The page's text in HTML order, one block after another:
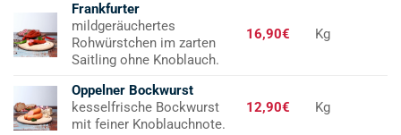
Frankfurter
mildgeräuchertes
Rohwürstchen im zarten
Saitling ohne Knoblauch.
16,90€ Kg
Oppelner Bockwurst
kesselfrische Bockwurst
mit feiner Knoblauchnote.
12,90€ Kg